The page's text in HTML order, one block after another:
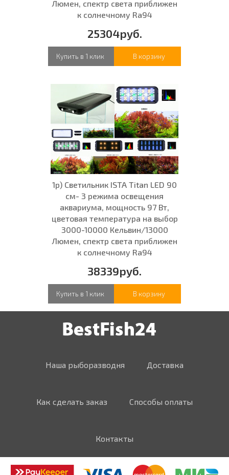
Люмен, спектр света приближен
к солнечному Ra94
25304руб.
Купить в 1 клик В корзину
1р) Светильник ISTA Titan LED 90
см- 3 режима освещения
аквариума, мощность 97 Вт,
цветовая температура на выбор
3000-10000 Кельвин/13000
Люмен, спектр света приближен
к солнечному Ra94
38339руб.
Купить в 1 клик В корзину
Наша рыборазводня Доставка
Как сделать заказ Способы оплаты
Контакты